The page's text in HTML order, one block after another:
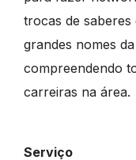
trocas de
grandes nomes
compreendendo
carreiras na área.
Serviço